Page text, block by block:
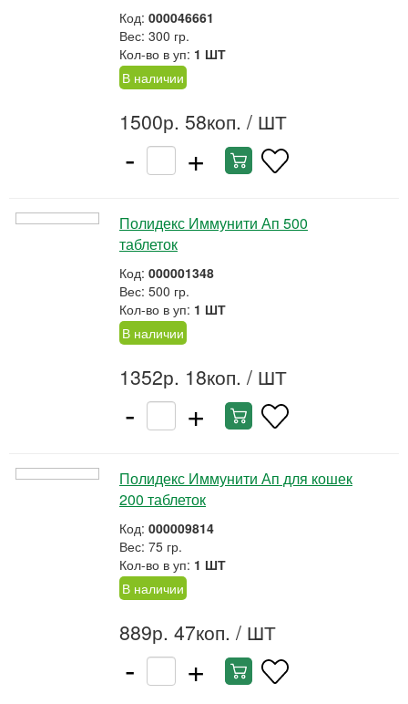
Код: 000046661
Вес: 300 гр.
Кол-во в уп: 1 ШТ
В наличии
1500р. 58коп. / ШТ
- +
Полидекс Иммунити Ап 500
таблеток
Код: 000001348
Вес: 500 гр.
Кол-во в уп: 1 ШТ
В наличии
1352р. 18коп. / ШТ
- +
Полидекс Иммунити Ап для кошек
200 таблеток
Код: 000009814
Вес: 75 гр.
Кол-во в уп: 1 ШТ
В наличии
889р. 47коп. / ШТ
- +